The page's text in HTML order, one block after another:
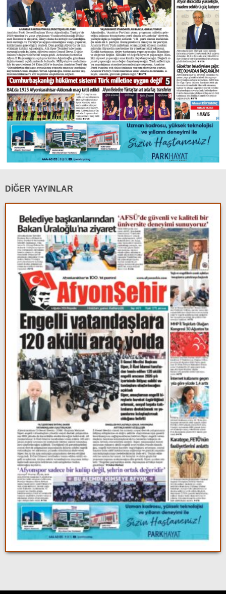
DİĞER YAYINLAR